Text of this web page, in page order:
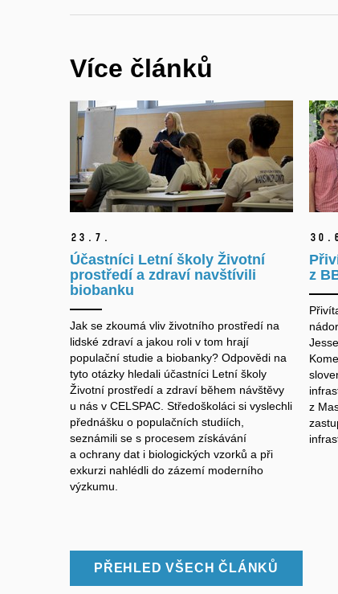
Více článků
23. 7.
Účastníci Letní školy Životní
prostředí a zdraví navštívili
biobanku
Jak se zkoumá vliv životního prostředí na
lidské zdraví a jakou roli v tom hrají
populační studie a biobanky? Odpovědi na
tyto otázky hledali účastníci Letní školy
Životní prostředí a zdraví během návštěvy
u nás v CELSPAC. Středoškoláci si vyslechli
přednášku o populačních studiích,
seznámili se s procesem získávání
a ochrany dat i biologických vzorků a při
exkurzi nahlédli do zázemí moderního
výzkumu.
30.
z
z
PŘEHLED VŠECH ČLÁNKŮ